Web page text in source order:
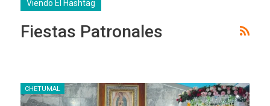
Viendo El Hashtag
Fiestas Patronales
CHETUMAL